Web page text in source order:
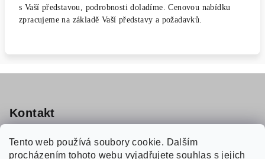
Tento web používá soubory cookie. Dalším
procházením tohoto webu vyjadřujete souhlas s jejich
s Vaší představou, podrobnosti doladíme. Cenovou nabídku
zpracujeme na základě Vaší představy a požadavků.
a
Kontakt
valka.martin@gmail.com
tel: 737 991 923